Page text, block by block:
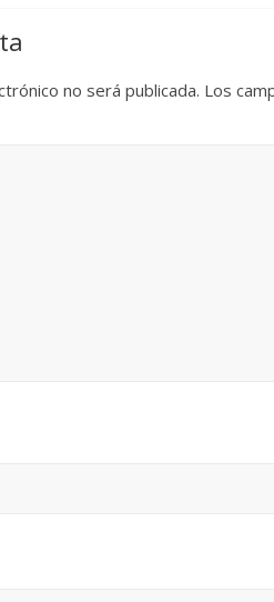
no será publicada. Los